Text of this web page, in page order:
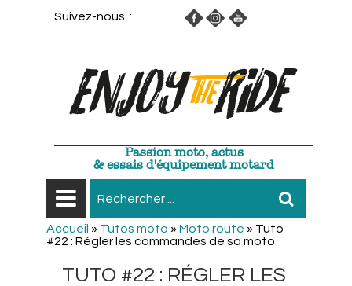
Suivez-nous :
Passion moto, actus
& essais d'équipement motard
Accueil » Tutos moto » Moto route » Tuto
#22 : Régler les commandes de sa moto
TUTO #22 : RÉGLER LES